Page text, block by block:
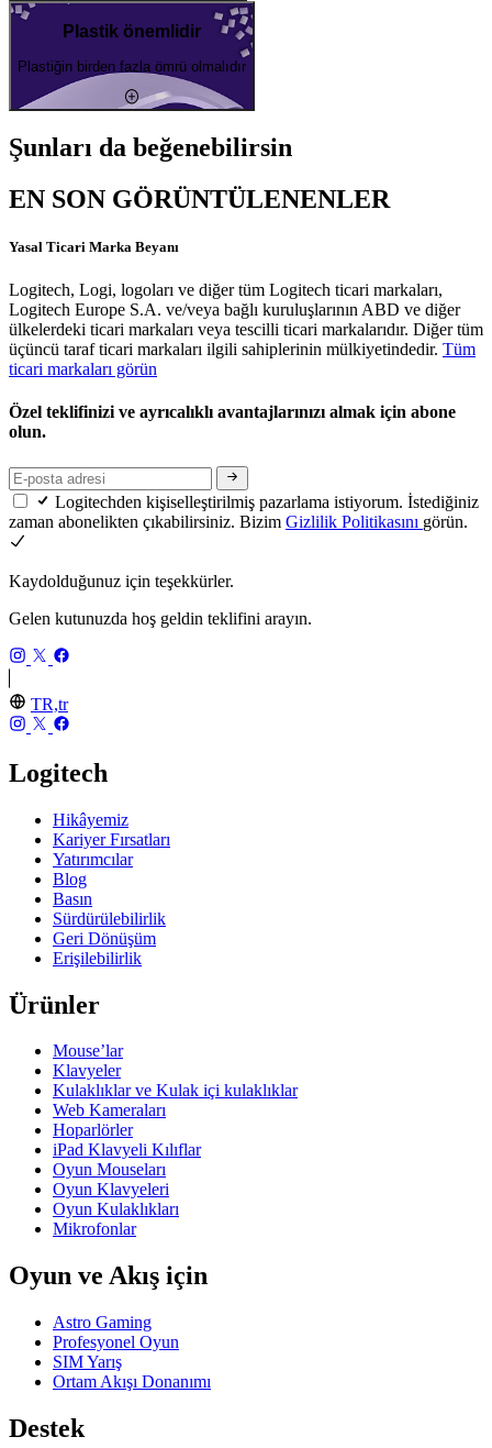
Plastik önemlidir
Plastiğin birden fazla ömrü olmalıdır
Şunları da beğenebilirsin
EN SON GÖRÜNTÜLENENLER
Yasal Ticari Marka Beyanı
Logitech, Logi, logoları ve diğer tüm Logitech ticari markaları,
Logitech Europe S.A. ve/veya bağlı kuruluşlarının ABD ve diğer
ülkelerdeki ticari markaları veya tescilli ticari markalarıdır. Diğer tüm
üçüncü taraf ticari markaları ilgili sahiplerinin mülkiyetindedir. Tüm
ticari markaları görün
Özel teklifinizi ve ayrıcalıklı avantajlarınızı almak için abone
olun.
Logitechden kişiselleştirilmiş pazarlama istiyorum. İstediğiniz
zaman abonelikten çıkabilirsiniz. Bizim Gizlilik Politikasını görün.
Kaydolduğunuz için teşekkürler.
Gelen kutunuzda hoş geldin teklifini arayın.
TR,tr
Logitech
Hikâyemiz
Kariyer Fırsatları
Yatırımcılar
Blog
Basın
Sürdürülebilirlik
Geri Dönüşüm
Erişilebilirlik
Ürünler
Mouse’lar
Klavyeler
Kulaklıklar ve Kulak içi kulaklıklar
Web Kameraları
Hoparlörler
iPad Klavyeli Kılıflar
Oyun Mouseları
Oyun Klavyeleri
Oyun Kulaklıkları
Mikrofonlar
Oyun ve Akış için
Astro Gaming
Profesyonel Oyun
SIM Yarış
Ortam Akışı Donanımı
Destek